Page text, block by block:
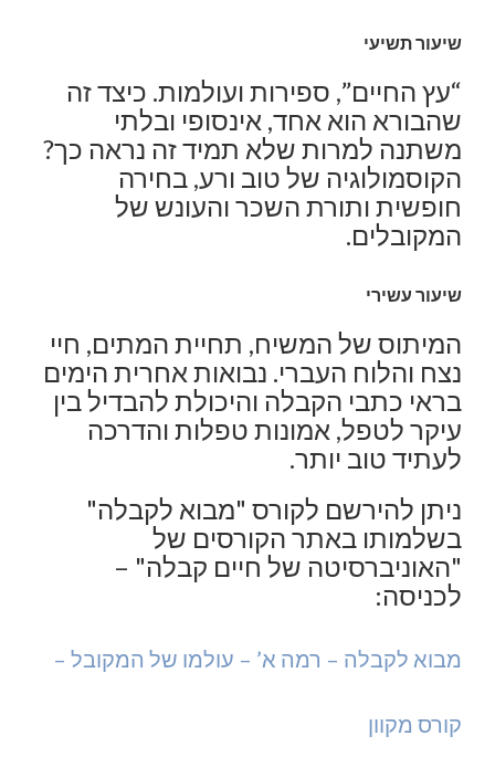
שיעור תשיעי
“עץ החיים”, ספירות ועולמות. כיצד זה
שהבורא הוא אחד, אינסופי ובלתי
משתנה למרות שלא תמיד זה נראה כך?
הקוסמולוגיה של טוב ורע, בחירה
חופשית ותורת השכר והעונש של
המקובלים.
שיעור עשירי
המיתוס של המשיח, תחיית המתים, חיי
נצח והלוח העברי. נבואות אחרית הימים
בראי כתבי הקבלה והיכולת להבדיל בין
עיקר לטפל, אמונות טפלות והדרכה
לעתיד טוב יותר.
ניתן להירשם לקורס "מבוא לקבלה"
בשלמותו באתר הקורסים של
"האוניברסיטה של חיים קבלה" –
לכניסה:
מבוא לקבלה – רמה א’ – עולמו של המקובל –
קורס מקוון